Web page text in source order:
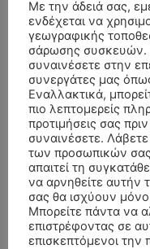
Με την άδειά σας,
ενδέχεται να
γεωγραφικής
σάρωσης συσκευών.
συναινέσετε στην
συνεργάτες μας
Εναλλακτικά,
πιο λεπτομερείς
προτιμήσεις σας
συναινέσετε.
των προσωπικών
απαιτεί τη
να αρνηθείτε αυτήν
σας θα ισχύουν
Μπορείτε πάντα να
επιστρέφοντας σε
επισκεπτόμενοι την